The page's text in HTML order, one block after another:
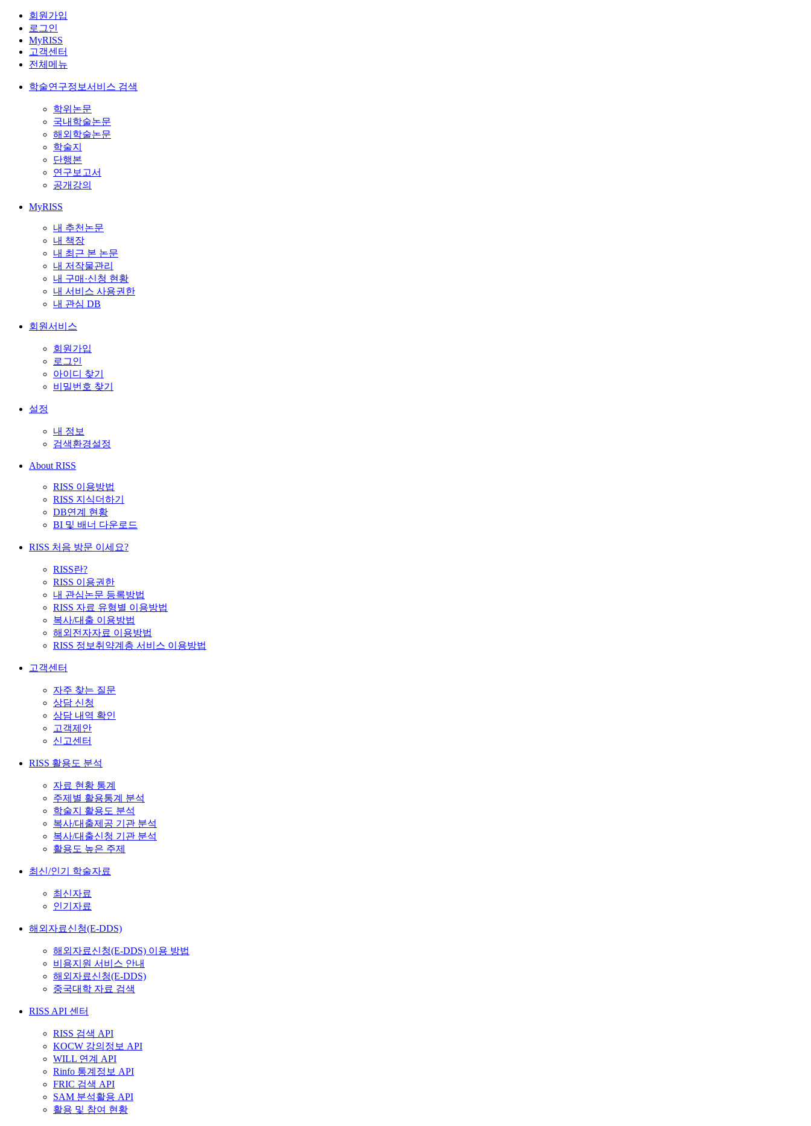
회원가입
로그인
MyRISS
고객센터
전체메뉴
학술연구정보서비스 검색
학위논문
국내학술논문
해외학술논문
학술지
단행본
연구보고서
공개강의
MyRISS
내 추천논문
내 책장
내 최근 본 논문
내 저작물관리
내 구매·신청 현황
내 서비스 사용권한
내 관심 DB
회원서비스
회원가입
로그인
아이디 찾기
비밀번호 찾기
설정
내 정보
검색환경설정
About RISS
RISS 이용방법
RISS 지식더하기
DB연계 현황
BI 및 배너 다운로드
RISS 처음 방문 이세요?
RISS란?
RISS 이용권한
내 관심논문 등록방법
RISS 자료 유형별 이용방법
복사/대출 이용방법
해외전자자료 이용방법
RISS 정보취약계층 서비스 이용방법
고객센터
자주 찾는 질문
상담 신청
상담 내역 확인
고객제안
신고센터
RISS 활용도 분석
자료 현황 통계
주제별 활용통계 분석
학술지 활용도 분석
복사/대출제공 기관 분석
복사/대출신청 기관 분석
활용도 높은 주제
최신/인기 학술자료
최신자료
인기자료
해외자료신청(E-DDS)
해외자료신청(E-DDS) 이용 방법
비용지원 서비스 안내
해외자료신청(E-DDS)
중국대학 자료 검색
RISS API 센터
RISS 검색 API
KOCW 강의정보 API
WILL 연계 API
Rinfo 통계정보 API
FRIC 검색 API
SAM 분석활용 API
활용 및 참여 현황